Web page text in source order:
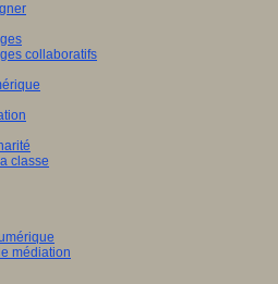
collaboratifs
classe
médiation